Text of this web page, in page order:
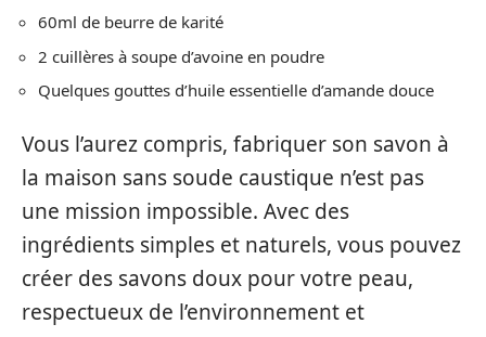
60ml de beurre de karité
2 cuillères à soupe d’avoine en poudre
Quelques gouttes d’huile essentielle d’amande douce
Vous l’aurez compris, fabriquer son savon à
la maison sans soude caustique n’est pas
une mission impossible. Avec des
ingrédients simples et naturels, vous pouvez
créer des savons doux pour votre peau,
respectueux de l’environnement et